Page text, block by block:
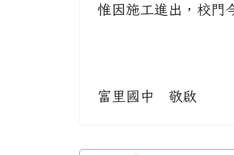
惟因施工進出，校門
富里國中 敬啟